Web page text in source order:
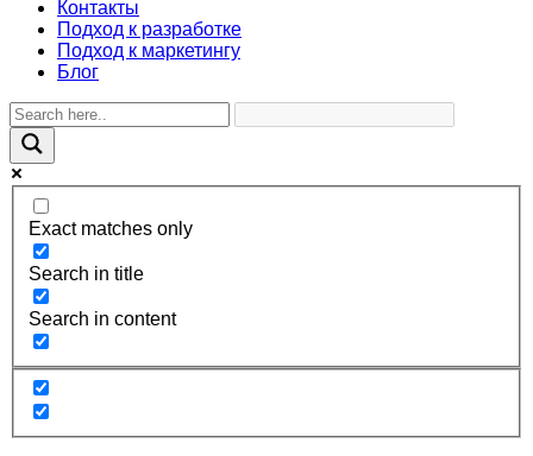
Контакты
Подход к разработке
Подход к маркетингу
Блог
Exact matches only
Search in title
Search in content